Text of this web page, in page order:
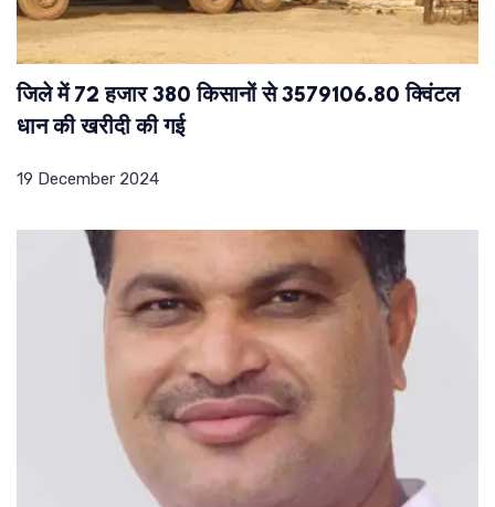
जिले में 72 हजार 380 किसानों से 3579106.80 क्विंटल
धान की खरीदी की गई
19 December 2024